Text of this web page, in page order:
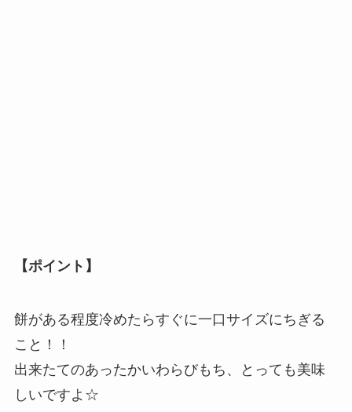
【ポイント】
餅がある程度冷めたらすぐに一口サイズにちぎる
こと！！
出来たてのあったかいわらびもち、とっても美味
しいですよ☆